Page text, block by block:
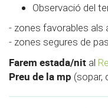
Observació del
- zones favorables als
- zones segures de pas
Farem estada/nit al
Preu de la mp (sopar,